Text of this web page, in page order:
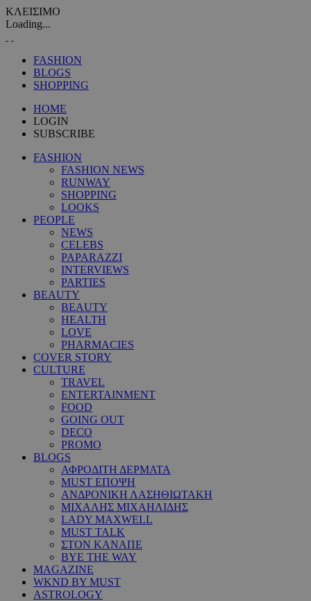
ΚΛΕΙΣΙΜΟ
Loading...
FASHION
BLOGS
SHOPPING
HOME
LOGIN
SUBSCRIBE
FASHION
FASHION NEWS
RUNWAY
SHOPPING
LOOKS
PEOPLE
NEWS
CELEBS
PAPARAZZI
INTERVIEWS
PARTIES
BEAUTY
BEAUTY
HEALTH
LOVE
PHARMACIES
COVER STORY
CULTURE
TRAVEL
ENTERTAINMENT
FOOD
GOING OUT
DECO
PROMO
BLOGS
ΑΦΡΟΔΙΤΗ ΔΕΡΜΑΤΑ
MUST ΕΠΟΨΗ
ΑΝΔΡΟΝΙΚΗ ΛΑΣΗΘΙΩΤΑΚΗ
ΜΙΧΑΛΗΣ ΜΙΧΑΗΛΙΔΗΣ
LADY MAXWELL
MUST TALK
ΣΤΟΝ ΚΑΝΑΠΕ
BYE THE WAY
MAGAZINE
WKND BY MUST
ASTROLOGY